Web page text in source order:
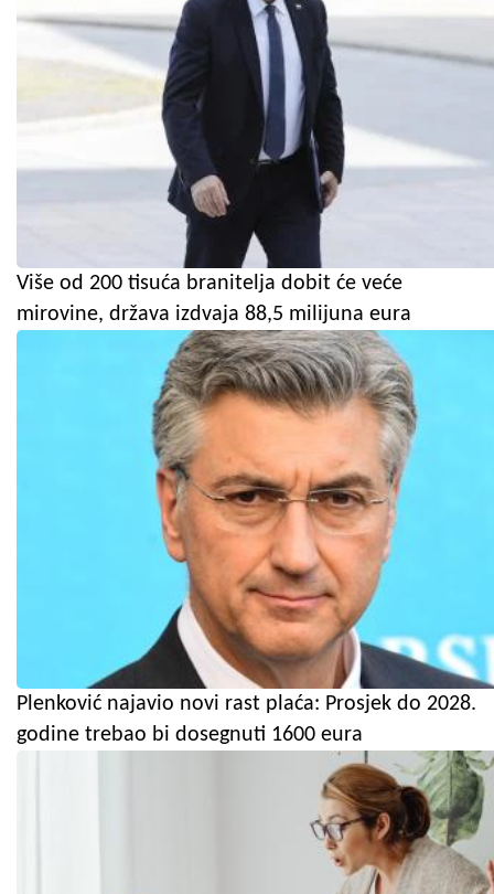
Više od 200 tisuća branitelja dobit će veće
mirovine, država izdvaja 88,5 milijuna eura
Plenković najavio novi rast plaća: Prosjek do 2028.
godine trebao bi dosegnuti 1600 eura